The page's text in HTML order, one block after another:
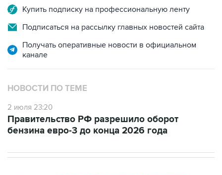
Купить подписку на профессиональную ленту
Подписаться на рассылку главных новостей сайта
Получать оперативные новости в официальном
канале
НОВОСТИ ПО ТЕМЕ
2 июля 23:20
Правительство РФ разрешило оборот
бензина евро-3 до конца 2026 года